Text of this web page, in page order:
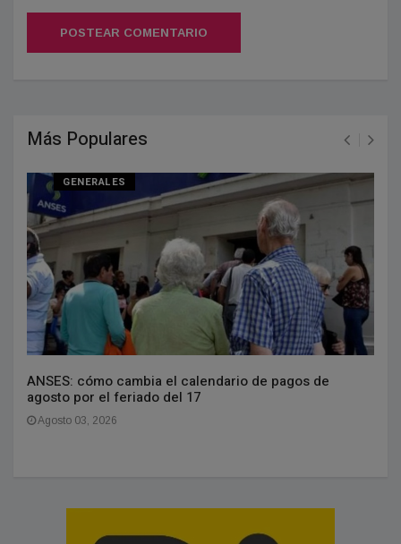
POSTEAR COMENTARIO
Más Populares
GENERALES
ANSES: cómo cambia el calendario de pagos de
agosto por el feriado del 17
Agosto 03, 2026